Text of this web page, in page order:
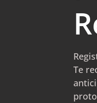
Te